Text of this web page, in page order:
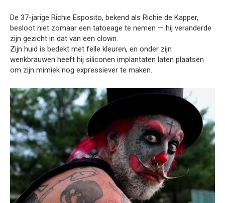
De 37-jarige Richie Esposito, bekend als Richie de Kapper,
besloot niet zomaar een tatoeage te nemen — hij veranderde
zijn gezicht in dat van een clown.
Zijn huid is bedekt met felle kleuren, en onder zijn
wenkbrauwen heeft hij siliconen implantaten laten plaatsen
om zijn mimiek nog expressiever te maken.